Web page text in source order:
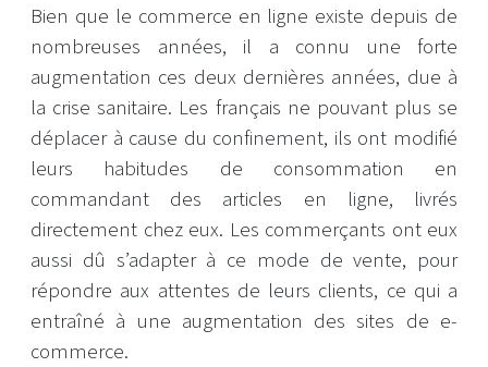
Bien que le commerce en ligne existe depuis de
nombreuses années, il a connu une forte
augmentation ces deux dernières années, due à
la crise sanitaire. Les français ne pouvant plus se
déplacer à cause du confinement, ils ont modifié
leurs habitudes de consommation en
commandant des articles en ligne, livrés
directement chez eux. Les commerçants ont eux
aussi dû s’adapter à ce mode de vente, pour
répondre aux attentes de leurs clients, ce qui a
entraîné à une augmentation des sites de e-
commerce.